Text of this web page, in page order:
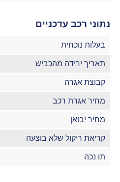
נתוני רכב עדכניים
בעלות נוכחית
תאריך ירידה מהכביש
קבוצת אגרה
מחיר אגרת רכב
מחיר יבואן
קריאת ריקול שלא בוצעה
תו נכה